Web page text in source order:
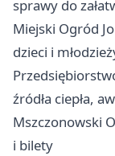
sprawy do
Miejski Ogród
dzieci i
źródła ciepła,
Mszczonowski
i bilety